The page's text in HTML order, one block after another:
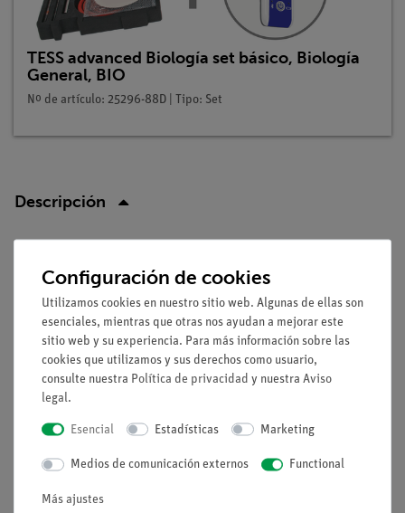
TESS advanced Biología set básico, Biología
General, BIO
Nº de artículo: 25296-88D | Tipo: Set
Descripción
Uno de los nutrientes más importantes que contienen nuestros
alimentos es el almidón. Pertenece a los hidratos de carbono.
En el metabolismo de nuestro cuerpo se descompone en
azúcar que, junto con los ayunos, suministra mediante el
proceso de respiración (=combustión) la energía necesaria
para mantener el cuerpo vivo y funcional.
Ventajas
El experimento forma parte de un conjunto completo de
Configuración de cookies
Utilizamos cookies en nuestro sitio web. Algunas de ellas son
esenciales, mientras que otras nos ayudan a mejorar este
sitio web y su experiencia. Para más información sobre las
cookies que utilizamos y sus derechos como usuario,
consulte nuestra Política de privacidad y nuestra Aviso
legal.
Esencial Estadísticas Marketing
Medios de comunicación externos Functional
Más ajustes